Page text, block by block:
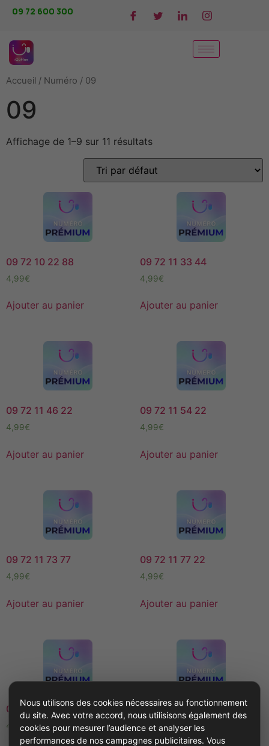
09 72 600 300
Accueil / Numéro / 09
09
Affichage de 1–9 sur 11 résultats
09 72 10 22 88
4,99€
Ajouter au panier
09 72 11 33 44
4,99€
Ajouter au panier
09 72 11 46 22
4,99€
Ajouter au panier
09 72 11 54 22
4,99€
Ajouter au panier
09 72 11 73 77
4,99€
Ajouter au panier
09 72 11 77 22
4,99€
Ajouter au panier
09 72 12 55 33
4,99€
09 72 123 678
4,99 €
Nous utilisons des cookies nécessaires au fonctionnement
du site. Avec votre accord, nous utilisisons également des
cookies pour mesurer l’audience et analyser les
performances de nos campagnes publicitaires. Vous